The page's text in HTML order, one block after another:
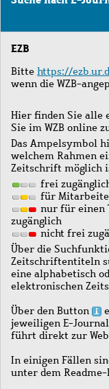
EZB
Bitte https://
wenn die WZB-
Hier finden Sie alle
Sie im WZB online
Das Ampelsymbol
welchem Rahmen
Zeitschrift möglich
frei
für
nur für einen
zugänglich
nicht frei
Über die
Zeitschriftentiteln
eine alphabetisch
elektronischen
Über den Button
jeweiligen E-
führt direkt zur
In einigen Fällen
unter dem